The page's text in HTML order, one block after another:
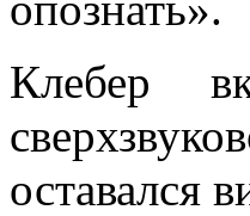
Клебер
оставался